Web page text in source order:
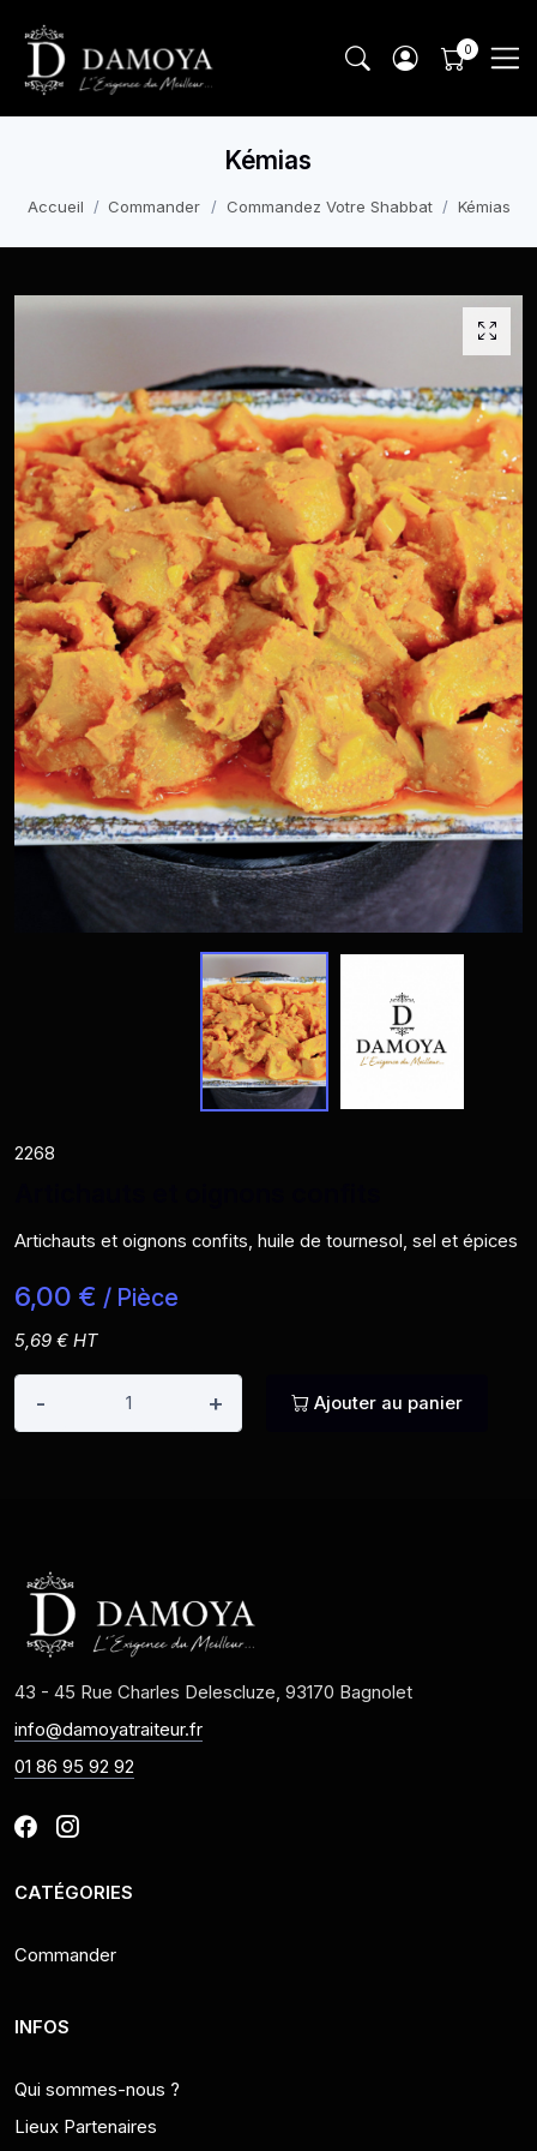
Kémias
Accueil Commander Commandez Votre Shabbat Kémias
2268
Artichauts et oignons confits, huile de tournesol, sel et épices
6,00 € / Pièce
5,69 € HT
- + Ajouter au panier
43 - 45 Rue Charles Delescluze, 93170 Bagnolet
info@damoyatraiteur.fr
01 86 95 92 92
CATÉGORIES
Commander
INFOS
Qui sommes-nous ?
Lieux Partenaires